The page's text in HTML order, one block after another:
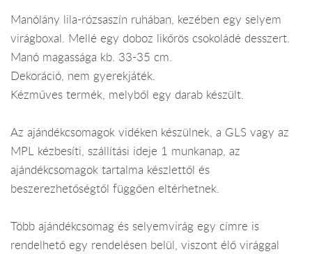
Manólány lila-rózsaszín ruhában, kezében egy selyem
virágboxal. Mellé egy doboz likőrös csokoládé desszert.
Manó magassága kb. 33-35 cm.
Dekoráció, nem gyerekjáték.
Kézműves termék, melyből egy darab készült.
Az ajándékcsomagok vidéken készülnek, a GLS vagy az
MPL kézbesíti, szállítási ideje 1 munkanap, az
ajándékcsomagok tartalma készlettől és
beszerezhetőségtől függően eltérhetnek.
Több ajándékcsomag és selyemvirág egy címre is
rendelhető egy rendelésen belül, viszont élő virággal